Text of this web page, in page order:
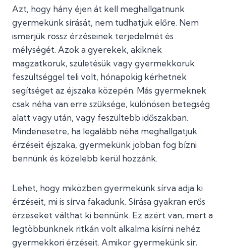
Azt, hogy hány éjen át kell meghallgatnunk
gyermekünk sírását, nem tudhatjuk előre. Nem
ismerjük rossz érzéseinek terjedelmét és
mélységét. Azok a gyerekek, akiknek
magzatkoruk, születésük vagy gyermekkoruk
feszültséggel teli volt, hónapokig kérhetnek
segítséget az éjszaka közepén. Más gyermeknek
csak néha van erre szüksége, különösen betegség
alatt vagy után, vagy feszültebb időszakban.
Mindenesetre, ha legalább néha meghallgatjuk
érzéseit éjszaka, gyermekünk jobban fog bízni
bennünk és közelebb kerül hozzánk.
Lehet, hogy miközben gyermekünk sírva adja ki
érzéseit, mi is sírva fakadunk. Sírása gyakran erős
érzéseket válthat ki bennünk. Ez azért van, mert a
legtöbbünknek ritkán volt alkalma kisírni nehéz
gyermekkori érzéseit. Amikor gyermekünk sír,